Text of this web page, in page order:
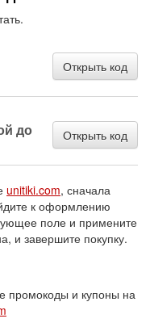
Открыть код
до
Открыть код
unitiki.com, сначала
к оформлению
поле и примените
и завершите покупку.
промокоды и купоны на